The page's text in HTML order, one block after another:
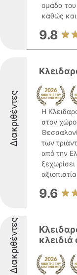
ομάδα του
καθώς
9.8
Διακριθέντες
Η
στον χώρο
των
από την
9.6
Διακριθέντες